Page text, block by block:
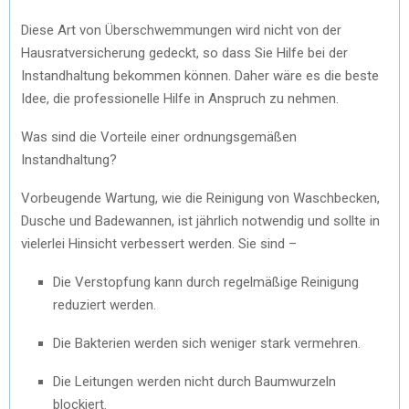
Diese Art von Überschwemmungen wird nicht von der
Hausratversicherung gedeckt, so dass Sie Hilfe bei der
Instandhaltung bekommen können. Daher wäre es die beste
Idee, die professionelle Hilfe in Anspruch zu nehmen.
Was sind die Vorteile einer ordnungsgemäßen
Instandhaltung?
Vorbeugende Wartung, wie die Reinigung von Waschbecken,
Dusche und Badewannen, ist jährlich notwendig und sollte in
vielerlei Hinsicht verbessert werden. Sie sind –
Die Verstopfung kann durch regelmäßige Reinigung
reduziert werden.
Die Bakterien werden sich weniger stark vermehren.
Die Leitungen werden nicht durch Baumwurzeln
blockiert.